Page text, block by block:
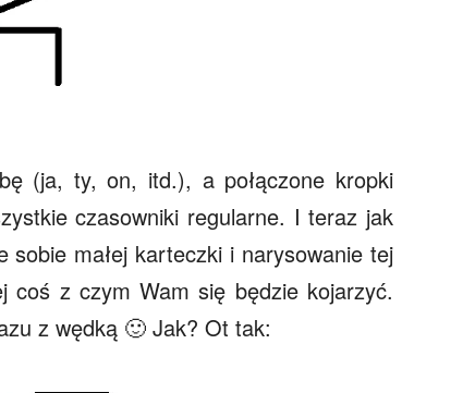
(ja, ty, on, itd.), a połączone kropki
czasowniki regularne. I teraz jak
małej karteczki i narysowanie tej
coś z czym Wam się będzie kojarzyć.
z wędką 🙂 Jak? Ot tak: